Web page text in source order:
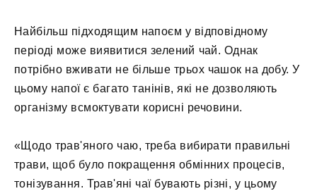
Найбільш підходящим напоєм у відповідному
періоді може виявитися зелений чай. Однак
потрібно вживати не більше трьох чашок на добу. У
цьому напої є багато танінів, які не дозволяють
організму всмоктувати корисні речовини.
«Щодо трав'яного чаю, треба вибирати правильні
трави, щоб було покращення обмінних процесів,
тонізування. Трав'яні чаї бувають різні, у цьому